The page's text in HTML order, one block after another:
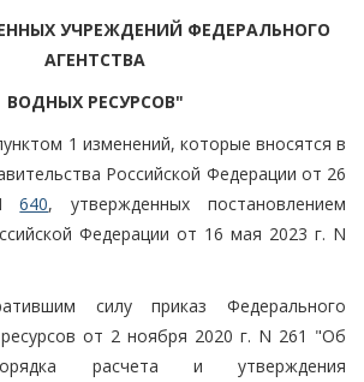
УЧРЕЖДЕНИЙ ФЕДЕРАЛЬНОГО
АГЕНТСТВА
ВОДНЫХ РЕСУРСОВ"
1 изменений, которые вносятся в
Российской Федерации от 26
640, утвержденных постановлением
Федерации от 16 мая 2023 г. N
силу приказ Федерального
от 2 ноября 2020 г. N 261 "Об
расчета и утверждения